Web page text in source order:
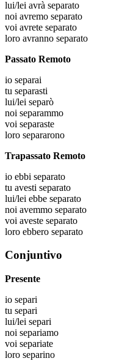
lui/lei avrà separato
noi avremo separato
voi avrete separato
loro avranno separato
Passato Remoto
io separai
tu separasti
lui/lei separò
noi separammo
voi separaste
loro separarono
Trapassato Remoto
io ebbi separato
tu avesti separato
lui/lei ebbe separato
noi avemmo separato
voi aveste separato
loro ebbero separato
Conjuntivo
Presente
io separi
tu separi
lui/lei separi
noi separiamo
voi separiate
loro separino